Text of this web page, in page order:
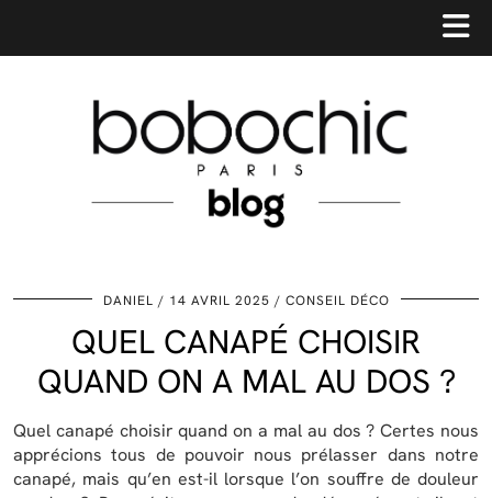
DANIEL 14 AVRIL 2025 CONSEIL DÉCO
QUEL CANAPÉ CHOISIR
QUAND ON A MAL AU DOS ?
Quel canapé choisir quand on a mal au dos ? Certes nous
apprécions tous de pouvoir nous prélasser dans notre
canapé, mais qu’en est-il lorsque l’on souffre de douleur